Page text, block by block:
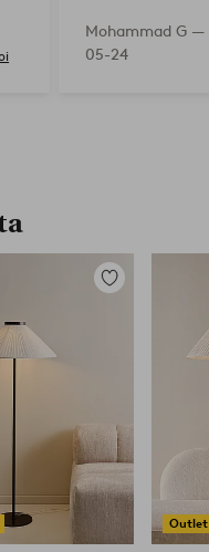
Mohammad G —
05-24
Lisää
Outlet